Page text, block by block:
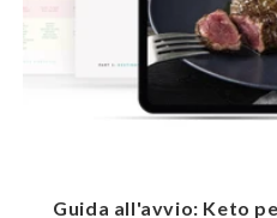
Guida all'avvio: Keto